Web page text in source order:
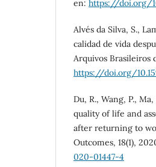
en: https://doi.org/
Alvés da Silva, S.,
calidad de vida
Arquivos Brasileiros
https://doi.org/
Du, R., Wang, P.,
quality of life and
after returning to
Outcomes, 18(1),
020-01447-4